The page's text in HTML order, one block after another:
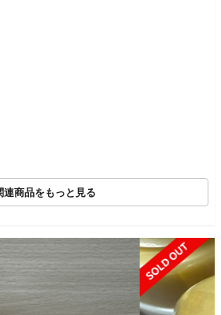
連商品をもっと見る